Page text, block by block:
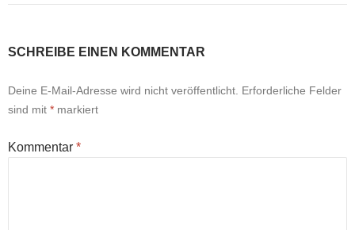
SCHREIBE EINEN KOMMENTAR
Deine E-Mail-Adresse wird nicht veröffentlicht. Erforderliche Felder
sind mit * markiert
Kommentar *